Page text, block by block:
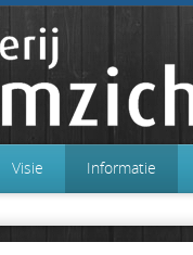
Visie Informatie